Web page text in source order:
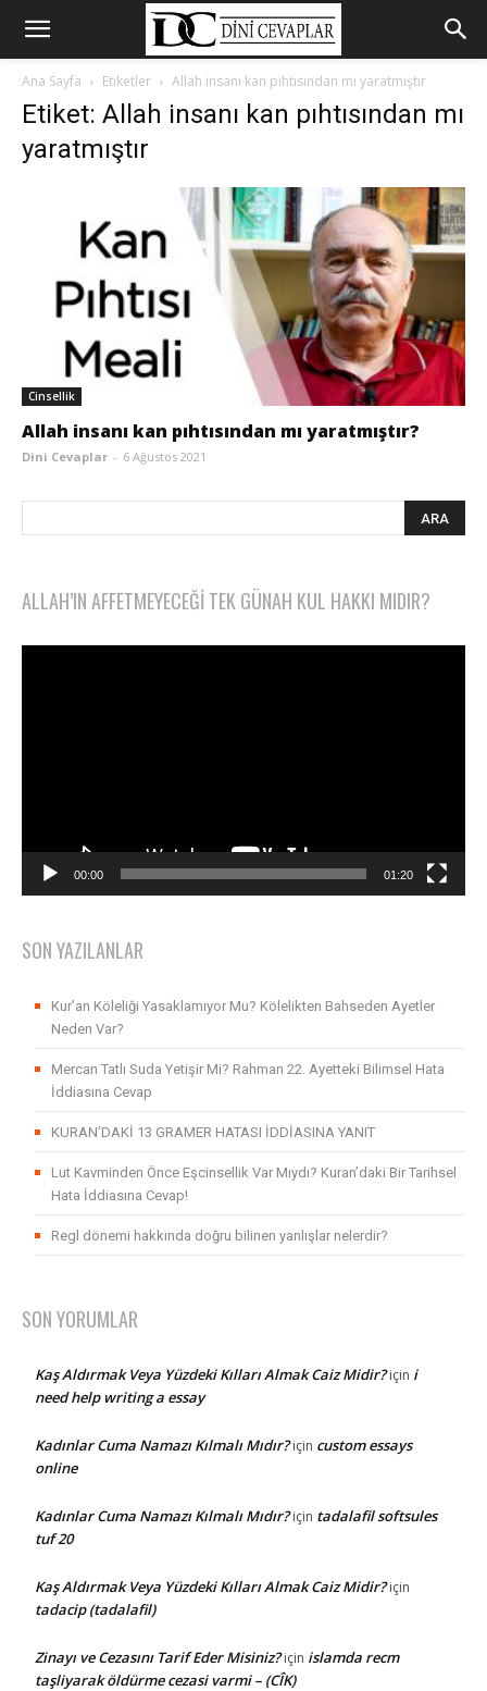
Ana Sayfa Etiketler Allah insanı kan pıhtısından mı yaratmıştır
Etiket: Allah insanı kan pıhtısından mı
yaratmıştır
Cinsellik
Allah insanı kan pıhtısından mı yaratmıştır?
Dini Cevaplar - 6 Ağustos 2021
ALLAH’IN AFFETMEYECEĞI TEK GÜNAH KUL HAKKI MIDIR?
00:00 01:20
SON YAZILANLAR
Kur’an Köleliği Yasaklamıyor Mu? Kölelikten Bahseden Ayetler
Neden Var?
Mercan Tatlı Suda Yetişir Mi? Rahman 22. Ayetteki Bilimsel Hata
İddiasına Cevap
KURAN’DAKİ 13 GRAMER HATASI İDDİASINA YANIT
Lut Kavminden Önce Eşcinsellik Var Mıydı? Kuran’daki Bir Tarihsel
Hata İddiasına Cevap!
Regl dönemi hakkında doğru bilinen yanlışlar nelerdir?
SON YORUMLAR
Kaş Aldırmak Veya Yüzdeki Kılları Almak Caiz Midir?için i
need help writing a essay
Kadınlar Cuma Namazı Kılmalı Mıdır?için custom essays
online
Kadınlar Cuma Namazı Kılmalı Mıdır?için tadalafil softsules
tuf 20
Kaş Aldırmak Veya Yüzdeki Kılları Almak Caiz Midir?için
tadacip (tadalafil)
Zinayı ve Cezasını Tarif Eder Misiniz?için islamda recm
taşliyarak öldürme cezasi varmi – (CÎK)